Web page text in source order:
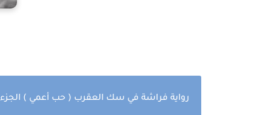
رواية فراشة في سك العقرب ( حب أعمي ) الجزء